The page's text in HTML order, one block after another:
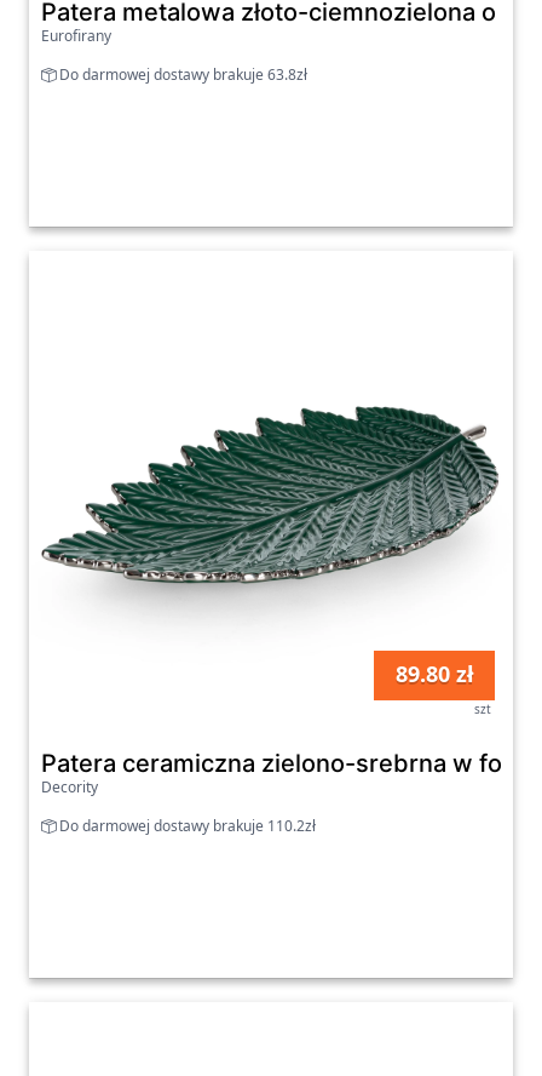
Patera metalowa złoto-ciemnozielona o
Eurofirany
Do darmowej dostawy brakuje 63.8zł
89.80 zł
szt
Patera ceramiczna zielono-srebrna w
Decority
Do darmowej dostawy brakuje 110.2zł